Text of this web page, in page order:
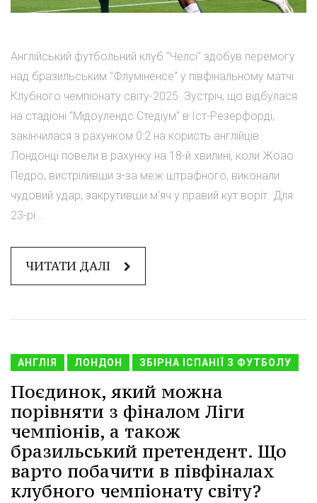
Англійський футбольний клуб "Челсі" здобув перемогу
над бразильським "Флуміненсе" у півфінальному матчі
Клубного чемпіонату світу-2025. Зустріч, що відбулася
на стадіоні "Мідоулендс Стедіум" в Іст-Резерфорді,
закінчилася з рахунком 0:2 на користь англійців.
Лондонці повели в рахунку на 18-й хвилині, коли Жоао
Педро, вистріливши з-за меж штрафного, виконали
чудовий удар, закрутивши м'яч у правий кут воріт. Для
23-рі...
ЧИТАТИ ДАЛІ
АНГЛІЯ ЛОНДОН ЗБІРНА ІСПАНІЇ З ФУТБОЛУ
Поєдинок, який можна
порівняти з фіналом Ліги
чемпіонів, а також
бразильський претендент. Що
варто побачити в півфіналах
клубного чемпіонату світу?